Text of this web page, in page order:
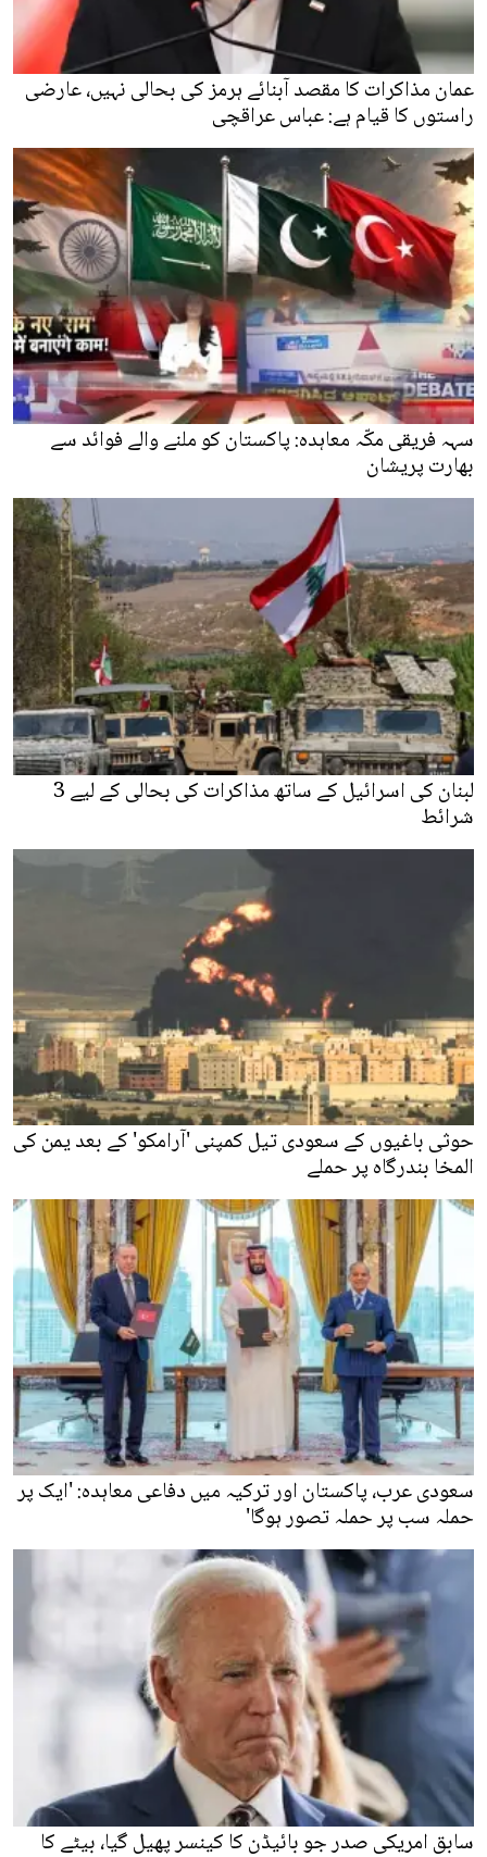
عمان مذاکرات کا مقصد آبنائے ہرمز کی بحالی نہیں، عارضی
راستوں کا قیام ہے: عباس عراقچی
سہہ فریقی مکّہ معاہدہ: پاکستان کو ملنے والے فوائد سے
بھارت پریشان
لبنان کی اسرائیل کے ساتھ مذاکرات کی بحالی کے لیے 3
شرائط
حوثی باغیوں کے سعودی تیل کمپنی 'آرامکو' کے بعد یمن کی
المخا بندرگاہ پر حملے
سعودی عرب، پاکستان اور ترکیہ میں دفاعی معاہدہ: 'ایک پر
حملہ سب پر حملہ تصور ہوگا'
سابق امریکی صدر جو بائیڈن کا کینسر پھیل گیا، بیٹے کا